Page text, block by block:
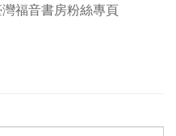
福音書房粉絲專頁